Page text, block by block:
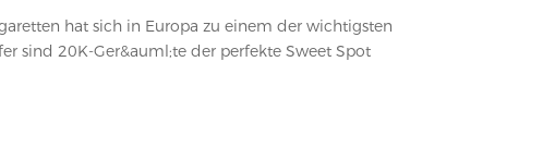
hat sich in Europa zu einem der wichtigsten
sind 20K-Ger&auml;te der perfekte Sweet Spot